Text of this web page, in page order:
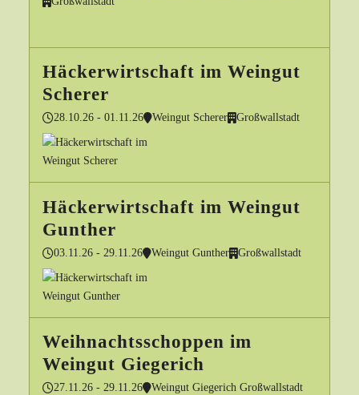
Häckerwirtschaft im Weingut
Scherer
28.10.26 - 01.11.26 Weingut Scherer Großwallstadt
Häckerwirtschaft im Weingut
Gunther
03.11.26 - 29.11.26 Weingut Gunther Großwallstadt
Weihnachtsschoppen im
Weingut Giegerich
27.11.26 - 29.11.26
Weingut Giegerich Großwallstadt